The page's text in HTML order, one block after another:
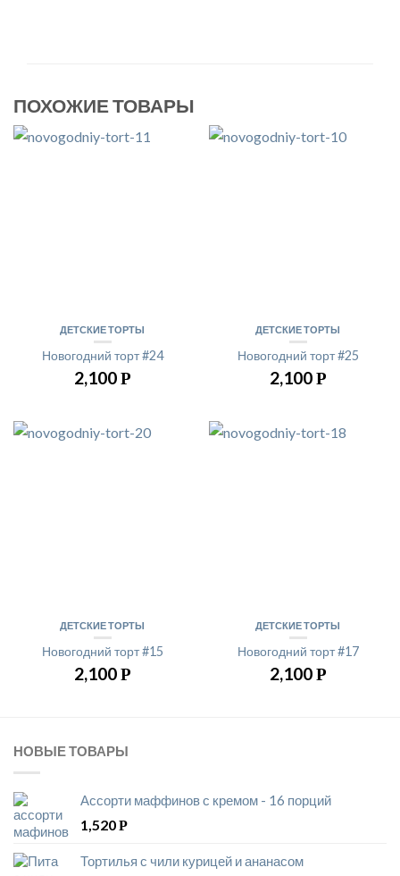
ПОХОЖИЕ ТОВАРЫ
ДЕТСКИЕ ТОРТЫ
Новогодний торт #24
2,100Р
ДЕТСКИЕ ТОРТЫ
Новогодний торт #25
2,100Р
ДЕТСКИЕ ТОРТЫ
Новогодний торт #15
2,100Р
ДЕТСКИЕ ТОРТЫ
Новогодний торт #17
2,100Р
НОВЫЕ ТОВАРЫ
Ассорти маффинов с кремом - 16 порций
1,520Р
Тортилья с чили курицей и ананасом